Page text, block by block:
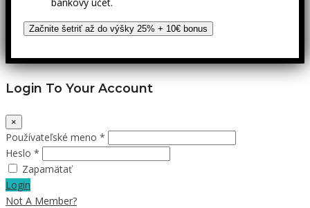
Začnite šetriť až do výšky 25% + 10€ bonus
Login To Your Account
×
Používateľské meno *
Heslo *
Zapamätať
Login
Not A Member?